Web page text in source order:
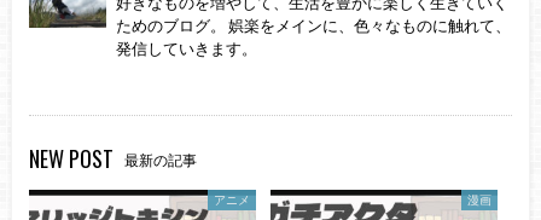
ためのブログ。 娯楽をメインに、色々なものに触れて、
発信していきます。
NEW POST 最新の記事
アニメ 漫画